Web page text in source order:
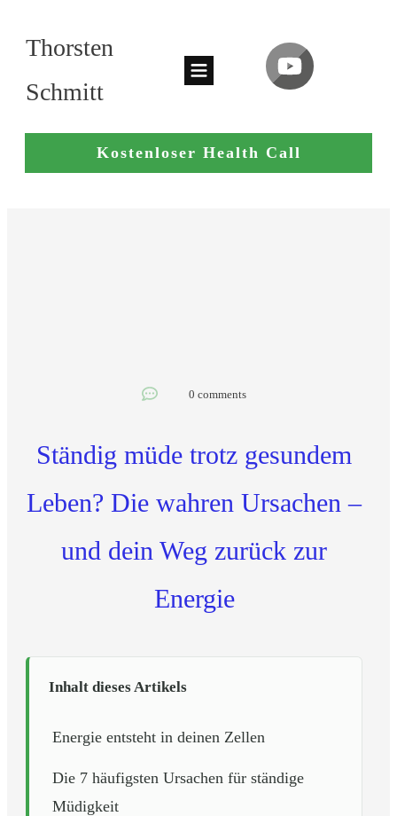
Thorsten
Schmitt
Kostenloser Health Call
0 comments
Ständig müde trotz gesundem
Leben? Die wahren Ursachen –
und dein Weg zurück zur
Energie
Inhalt dieses Artikels
Energie entsteht in deinen Zellen
Die 7 häufigsten Ursachen für ständige
Müdigkeit